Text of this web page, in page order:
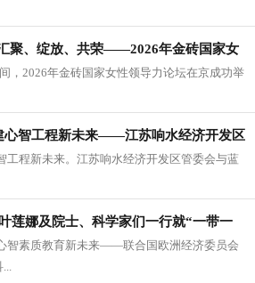
聚、绽放、共荣——2026年金砖国家女
，2026年金砖国家女性领导力论坛在京成功举
心智工程新未来——江苏响水经济开发区
访丝路对话委员会、“一带一路”国际科
工程新未来。江苏响水经济开发区管委会与蓝
莲娜及院士、科学家们一行就“一带一
跨文化协作对社会经济影响的课题展开
智素质教育新未来——联合国欧洲经济委员会
...